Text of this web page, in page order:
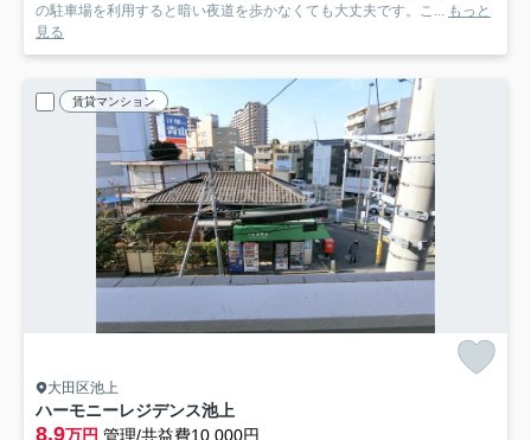
の駐車場を利用すると暗い夜道を歩かなくても大丈夫です。こ...
もっと
見る
賃貸マンション
大田区池上
ハーモニーレジデンス池上
8.9万円 管理/共益費10,000円